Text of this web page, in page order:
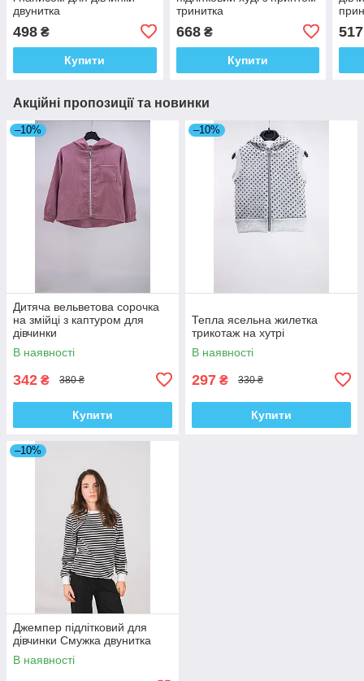
двунитка
498 ₴
Купити
тринитка
668₴
Купити
517
Акційні пропозиції та новинки
–10%
Дитяча вельветова сорочка
на змійці з каптуром для
дівчинки
В наявності
342 ₴ 380 ₴
Купити
–10%
Тепла ясельна жилетка
трикотаж на хутрі
В наявності
297 ₴ 330 ₴
Купити
–10%
Джемпер підлітковий для
дівчинки Смужка двунитка
В наявності